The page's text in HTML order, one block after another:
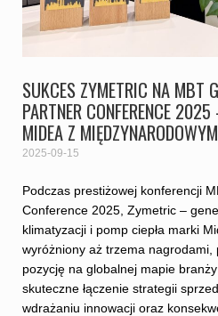
SUKCES ZYMETRIC NA MBT
PARTNER CONFERENCE
MIDEA Z
2025-09-15
Podczas prestiżowej konferencji
Conference 2025, Zymetric –
klimatyzacji i pomp ciepła marki
wyróżniony aż trzema nagrodami,
pozycję na globalnej mapie
skuteczne łączenie strategii
wdrażaniu innowacji oraz